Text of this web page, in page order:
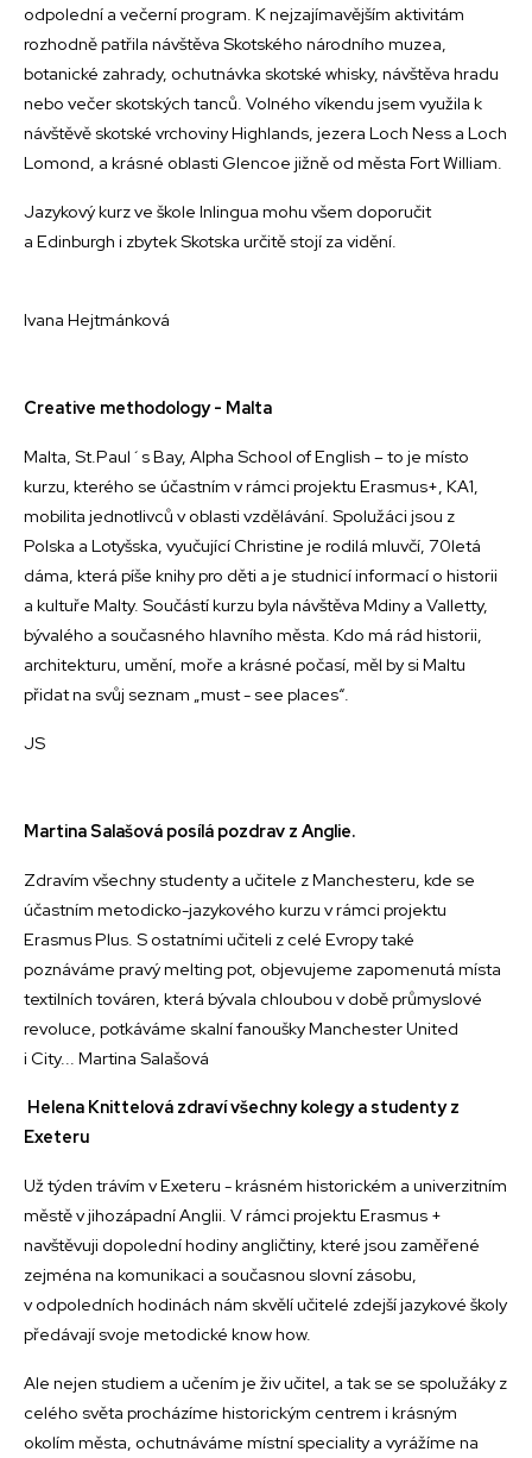
odpolední a večerní program. K nejzajímavějším aktivitám
rozhodně patřila návštěva Skotského národního muzea,
botanické zahrady, ochutnávka skotské whisky, návštěva hradu
nebo večer skotských tanců. Volného víkendu jsem využila k
návštěvě skotské vrchoviny Highlands, jezera Loch Ness a Loch
Lomond, a krásné oblasti Glencoe jižně od města Fort William.
Jazykový kurz ve škole Inlingua mohu všem doporučit
a Edinburgh i zbytek Skotska určitě stojí za vidění.
Ivana Hejtmánková
Creative methodology - Malta
Malta, St.Paul´s Bay, Alpha School of English – to je místo
kurzu, kterého se účastním v rámci projektu Erasmus+, KA1,
mobilita jednotlivců v oblasti vzdělávání. Spolužáci jsou z
Polska a Lotyšska, vyučující Christine je rodilá mluvčí, 70letá
dáma, která píše knihy pro děti a je studnicí informací o historii
a kultuře Malty. Součástí kurzu byla návštěva Mdiny a Valletty,
bývalého a současného hlavního města. Kdo má rád historii,
architekturu, umění, moře a krásné počasí, měl by si Maltu
přidat na svůj seznam „must - see places“.
JS
Martina Salašová posílá pozdrav z Anglie.
Zdravím všechny studenty a učitele z Manchesteru, kde se
účastním metodicko-jazykového kurzu v rámci projektu
Erasmus Plus. S ostatními učiteli z celé Evropy také
poznáváme pravý melting pot, objevujeme zapomenutá místa
textilních továren, která bývala chloubou v době průmyslové
revoluce, potkáváme skalní fanoušky Manchester United
i City... Martina Salašová
Helena Knittelová zdraví všechny kolegy a studenty z
Exeteru
Už týden trávím v Exeteru - krásném historickém a univerzitním
městě v jihozápadní Anglii. V rámci projektu Erasmus +
navštěvuji dopolední hodiny angličtiny, které jsou zaměřené
zejména na komunikaci a současnou slovní zásobu,
v odpoledních hodinách nám skvělí učitelé zdejší jazykové školy
předávají svoje metodické know how.
Ale nejen studiem a učením je živ učitel, a tak se se spolužáky z
celého světa procházíme historickým centrem i krásným
okolím města, ochutnáváme místní speciality a vyrážíme na